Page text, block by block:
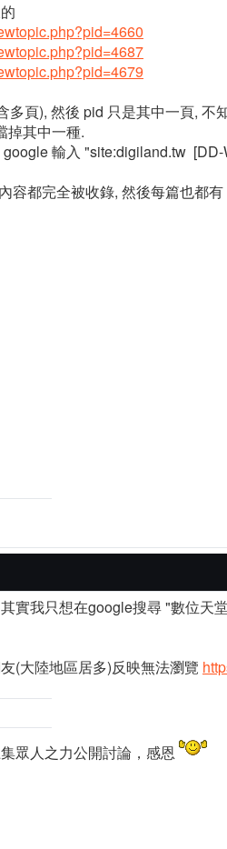
多頁), 然後 pid 只是其中一頁, 不
掉其中一種.
輸入 "site:digiland.tw
容都完全被收錄, 然後每篇也都
實我只想在google搜尋 "數位天
(大陸地區居多)反映無法瀏覽
眾人之力公開討論，感恩